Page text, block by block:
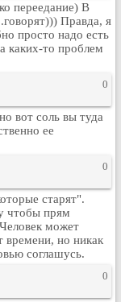
переедание) В
Правда, я
просто надо есть
каких-то проблем
0
вот соль вы туда
ее
0
старят".
чтобы прям
может
времени, но никак
соглашусь.
0